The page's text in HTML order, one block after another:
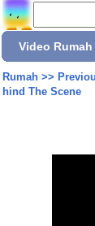
Video Rumah
Rumah>>
hind The Scene